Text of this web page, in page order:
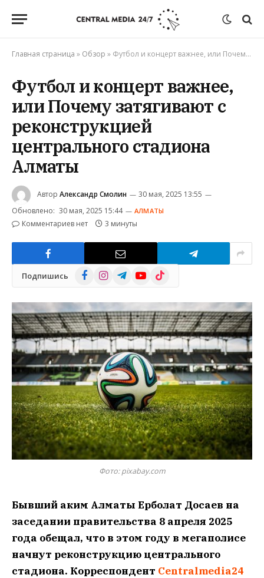
Главная страница » Обзор » Футбол и концерт важнее, или Почему затягивают с реконструкцией центрального стадиона Алматы
Футбол и концерт важнее,
или Почему затягивают с
реконструкцией
центрального стадиона
Алматы
Автор Александр Смолин
30 мая, 2025 13:55
Обновлено: 30 мая, 2025 15:44 АЛМАТЫ
Комментариев нет 3 минуты
Подпишись FacebookInstagramTelegramYouTube
TikTok
Фото: pixabay.com
Бывший аким Алматы Ерболат Досаев на
заседании правительства 8 апреля 2025
года обещал, что в этом году в мегаполисе
начнут реконструкцию центрального
стадиона. Корреспондент Centralmedia24